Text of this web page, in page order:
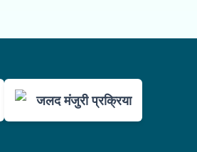
जलद मंजुरी प्रक्रिया